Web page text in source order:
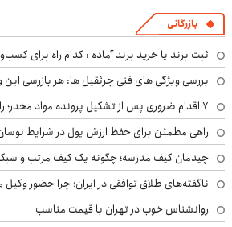
بازرگانی
ثبت برند یا خرید برند آماده : کدام راه برای
بررسی ویژگی های فنی جرثقیل ها: هر بازرسی این
۷ اقدام ضروری پس از تشکیل پرونده مواد مخدر؛ راهنمای خانواده‌ها
راهی مطمئن برای حفظ ارزش پول در شرایط
چیدمان کیف مدرسه؛ چگونه یک کیف مرتب و
ناگفته‌های طلاق توافقی در ایران؛ چرا حضور
روانشناس خوب در تهران با قیمت مناسب